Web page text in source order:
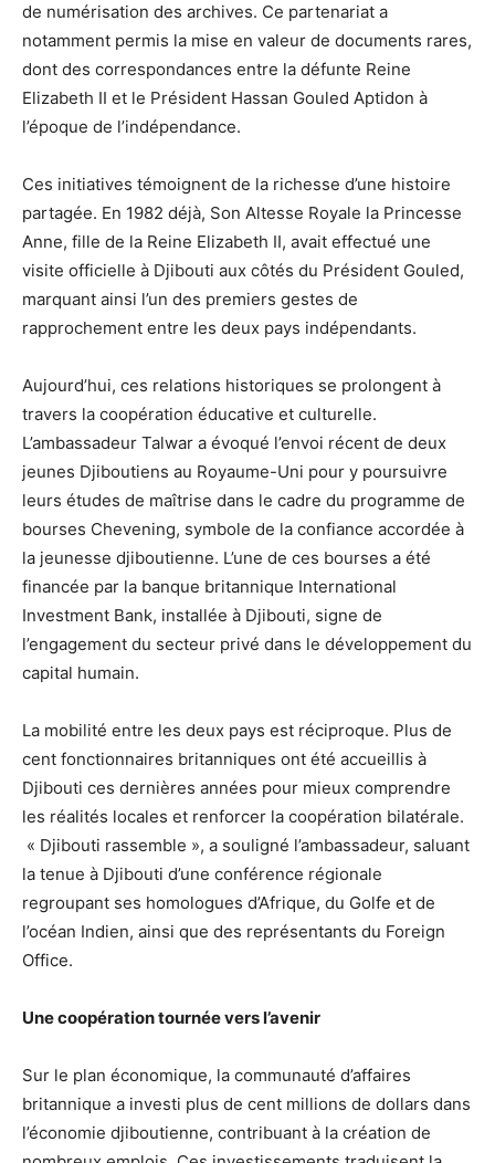
de numérisation des archives. Ce partenariat a
notamment permis la mise en valeur de documents rares,
dont des correspondances entre la défunte Reine
Elizabeth II et le Président Hassan Gouled Aptidon à
l’époque de l’indépendance.
Ces initiatives témoignent de la richesse d’une histoire
partagée. En 1982 déjà, Son Altesse Royale la Princesse
Anne, fille de la Reine Elizabeth II, avait effectué une
visite officielle à Djibouti aux côtés du Président Gouled,
marquant ainsi l’un des premiers gestes de
rapprochement entre les deux pays indépendants.
Aujourd’hui, ces relations historiques se prolongent à
travers la coopération éducative et culturelle.
L’ambassadeur Talwar a évoqué l’envoi récent de deux
jeunes Djiboutiens au Royaume-Uni pour y poursuivre
leurs études de maîtrise dans le cadre du programme de
bourses Chevening, symbole de la confiance accordée à
la jeunesse djiboutienne. L’une de ces bourses a été
financée par la banque britannique International
Investment Bank, installée à Djibouti, signe de
l’engagement du secteur privé dans le développement du
capital humain.
La mobilité entre les deux pays est réciproque. Plus de
cent fonctionnaires britanniques ont été accueillis à
Djibouti ces dernières années pour mieux comprendre
les réalités locales et renforcer la coopération bilatérale.
« Djibouti rassemble », a souligné l’ambassadeur, saluant
la tenue à Djibouti d’une conférence régionale
regroupant ses homologues d’Afrique, du Golfe et de
l’océan Indien, ainsi que des représentants du Foreign
Office.
Une coopération tournée vers l’avenir
Sur le plan économique, la communauté d’affaires
britannique a investi plus de cent millions de dollars dans
l’économie djiboutienne, contribuant à la création de